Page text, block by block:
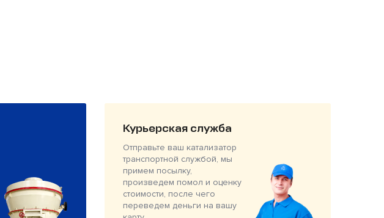
Курьерская служба
Отправьте ваш катализатор
транспортной службой, мы
примем посылку,
произведем помол и оценку
стоимости, после чего
переведем деньги на вашу